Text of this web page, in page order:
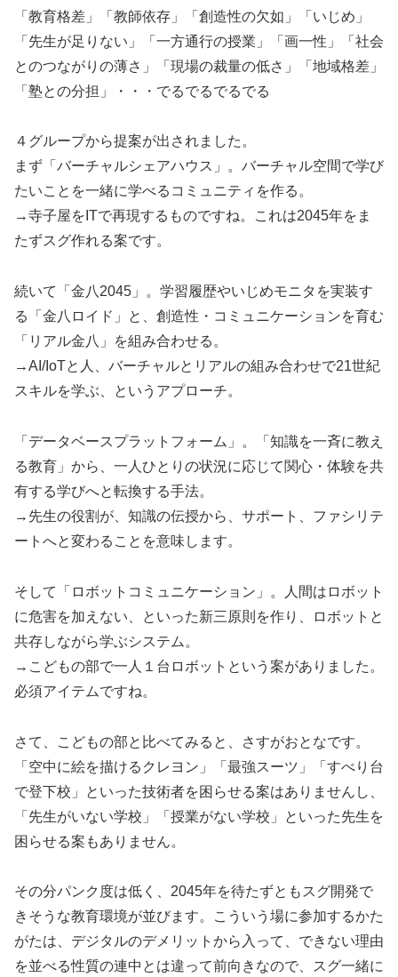
「教育格差」「教師依存」「創造性の欠如」「いじめ」
「先生が足りない」「一方通行の授業」「画一性」「社会
とのつながりの薄さ」「現場の裁量の低さ」「地域格差」
「塾との分担」・・・でるでるでるでる
４グループから提案が出されました。
まず「バーチャルシェアハウス」。バーチャル空間で学び
たいことを一緒に学べるコミュニティを作る。
→寺子屋をITで再現するものですね。これは2045年をま
たずスグ作れる案です。
続いて「金八2045」。学習履歴やいじめモニタを実装す
る「金八ロイド」と、創造性・コミュニケーションを育む
「リアル金八」を組み合わせる。
→AI/IoTと人、バーチャルとリアルの組み合わせで21世紀
スキルを学ぶ、というアプローチ。
「データベースプラットフォーム」。「知識を一斉に教え
る教育」から、一人ひとりの状況に応じて関心・体験を共
有する学びへと転換する手法。
→先生の役割が、知識の伝授から、サポート、ファシリテ
ートへと変わることを意味します。
そして「ロボットコミュニケーション」。人間はロボット
に危害を加えない、といった新三原則を作り、ロボットと
共存しながら学ぶシステム。
→こどもの部で一人１台ロボットという案がありました。
必須アイテムですね。
さて、こどもの部と比べてみると、さすがおとなです。
「空中に絵を描けるクレヨン」「最強スーツ」「すべり台
で登下校」といった技術者を困らせる案はありませんし、
「先生がいない学校」「授業がない学校」といった先生を
困らせる案もありません。
その分パンク度は低く、2045年を待たずともスグ開発で
きそうな教育環境が並びます。こういう場に参加するかた
がたは、デジタルのデメリットから入って、できない理由
を並べる性質の連中とは違って前向きなので、スグ一緒に